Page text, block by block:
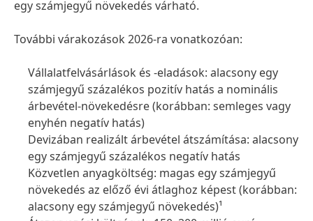
egy számjegyű növekedés várható.
További várakozások 2026-ra vonatkozóan:
Vállalatfelvásárlások és -eladások: alacsony egy
számjegyű százalékos pozitív hatás a nominális
árbevétel-növekedésre(korábban: semleges vagy
enyhén negatív hatás)
Devizában realizált árbevétel átszámítása: alacsony
egy számjegyű százalékos negatív hatás
Közvetlen anyagköltség: magas egy számjegyű
növekedés az előző évi átlaghoz képest(korábban:
alacsony egy számjegyű növekedés)¹